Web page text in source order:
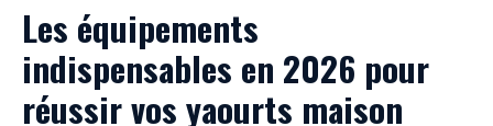
Les équipements
indispensables en 2026 pour
réussir vos yaourts maison